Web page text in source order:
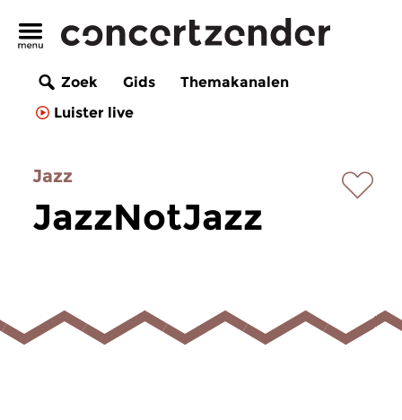
Zoek Gids
Themakanalen
Luister live
Jazz
JazzNotJazz